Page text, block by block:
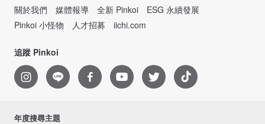
關於我們
媒體報導 全新 Pinkoi
ESG 永續發展
Pinkoi 小怪物
人才招募 iichi.com
追蹤 Pinkoi
年度搜尋主題